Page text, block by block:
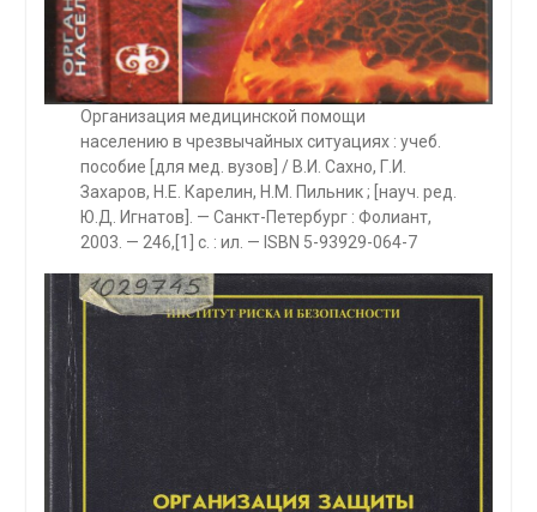
Организация медицинской помощи
населению в чрезвычайных ситуациях : учеб.
пособие [для мед. вузов] / В.И. Сахно, Г.И.
Захаров, Н.Е. Карелин, Н.М. Пильник ; [науч. ред.
Ю.Д. Игнатов]. — Санкт-Петербург : Фолиант,
2003. — 246,[1] с. : ил. — ISBN 5-93929-064-7